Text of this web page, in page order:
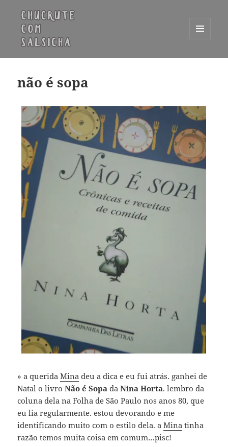
WIDGETS
não é sopa
» a queridaMina deu a dica e eu fui atrás. ganhei de
Natal o livroNão é Sopa daNina Horta. lembro da
coluna dela na Folha de São Paulo nos anos 80, que
eu lia regularmente. estou devorando e me
identificando muito com o estilo dela. aMina tinha
razão temos muita coisa em comum…pisc!